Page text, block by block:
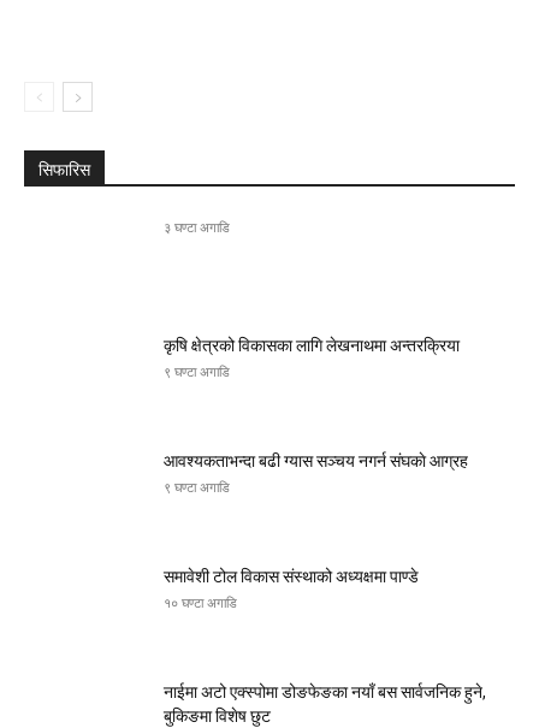
सिफारिस
३ घण्टा अगाडि
कृषि क्षेत्रको विकासका लागि लेखनाथमा अन्तरक्रिया
९ घण्टा अगाडि
आवश्यकताभन्दा बढी ग्यास सञ्चय नगर्न संघकाे आग्रह
९ घण्टा अगाडि
समावेशी टोल विकास संस्थाको अध्यक्षमा पाण्डे
१० घण्टा अगाडि
नाईमा अटो एक्स्पोमा डोङफेङका नयाँ बस सार्वजनिक हुने,
बुकिङमा विशेष छुट